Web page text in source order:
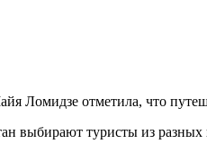
отметила, что
выбирают туристы из разных